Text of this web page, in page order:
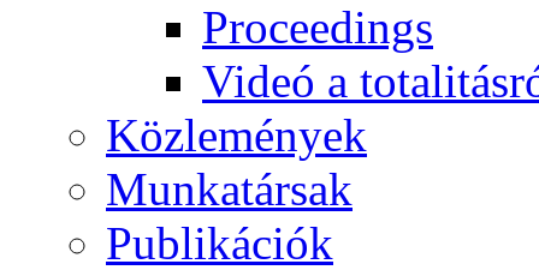
Pro­ce­e­dings
Vi­deó a
Köz­le­mé­nyek
Mun­ka­tár­sak
Pub­li­ká­ci­ók